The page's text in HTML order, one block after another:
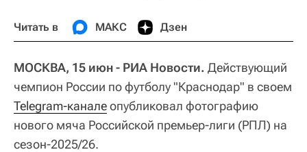
Читать в МАКС Дзен
МОСКВА, 15 июн - РИА Новости. Действующий
чемпион России по футболу "Краснодар" в своем
Telegram-каналеопубликовал фотографию
нового мяча Российской премьер-лиги (РПЛ) на
сезон-2025/26.